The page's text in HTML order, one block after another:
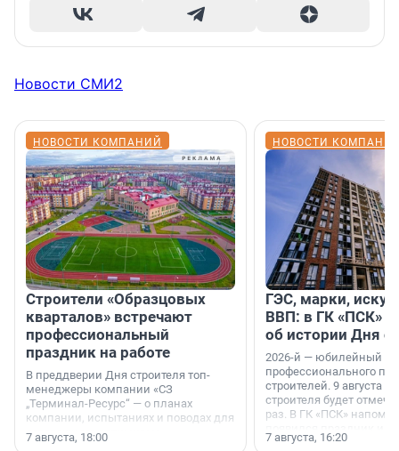
Новости СМИ2
НОВОСТИ КОМПАНИЙ
Строители «Образцовых
кварталов» встречают
профессиональный
праздник на работе
В преддверии Дня строителя топ-
менеджеры компании «СЗ
„Терминал-Ресурс“ — о планах
компании, испытаниях и поводах для
осторожного оптимизма.
7 августа, 18:00
НОВОСТИ
ГЭС, марки,
ВВП: в ГК «ПСК»
об истории Дня
2026-й — юбилейный
профессионального
строителей. 9 августа
строителя будет
раз. В ГК «ПСК»
поменялась роль
7 августа, 16:20